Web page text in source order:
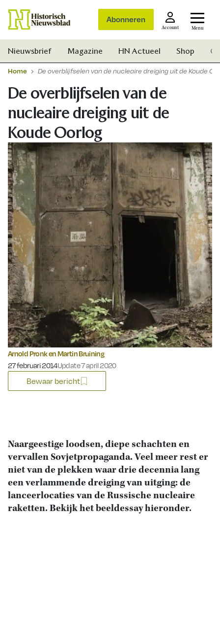
Abonneren
Account Menu
Zoek
Nieuwsbrief Magazine HN Actueel Shop
Home De overblijfselen van de nucleaire dreiging uit de Koude
De overblijfselen van de
nucleaire dreiging uit de
Koude Oorlog
Arnold Pronk en Martin Bruining
Gepubliceerd op:
27 februari 2014Update 7 april 2020
Bewaar bericht
Naargeestige loodsen, diepe schachten en
vervallen Sovjetpropaganda. Veel meer rest er
niet van de plekken waar drie decennia lang
een verlammende dreiging van uitging: de
lanceerlocaties van de Russische nucleaire
raketten. Bekijk het beeldessay hieronder.